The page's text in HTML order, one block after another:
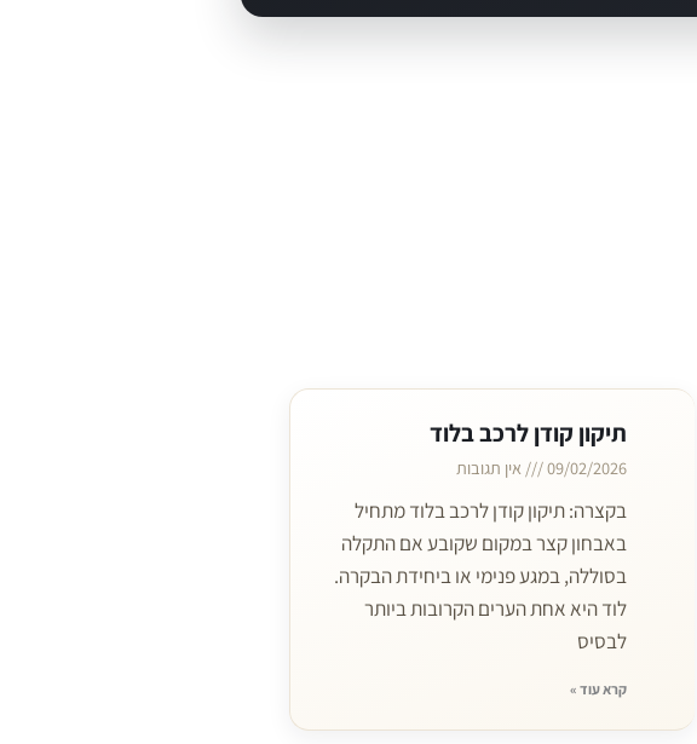
תיקון קודן לרכב בלוד
09/02/2026 אין תגובות
בקצרה: תיקון קודן לרכב בלוד מתחיל
באבחון קצר במקום שקובע אם התקלה
בסוללה, במגע פנימי או ביחידת הבקרה.
לוד היא אחת הערים הקרובות ביותר
לבסיס
קרא עוד »